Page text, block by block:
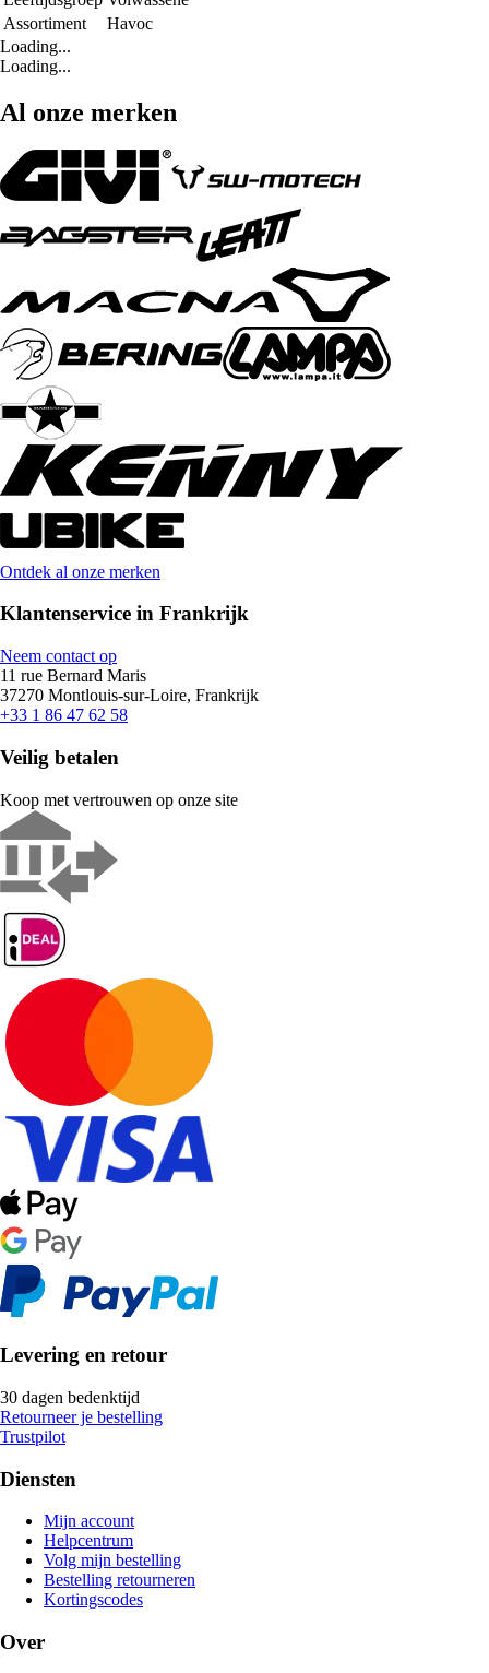
Assortiment
Havoc
Loading...
Loading...
Al onze merken
Ontdek al onze merken
Klantenservice in Frankrijk
Neem contact op
11 rue Bernard Maris
37270 Montlouis-sur-Loire, Frankrijk
+33 1 86 47 62 58
Veilig betalen
Koop met vertrouwen op onze site
Levering en retour
30 dagen bedenktijd
Retourneer je bestelling
Trustpilot
Diensten
Mijn account
Helpcentrum
Volg mijn bestelling
Bestelling retourneren
Kortingscodes
Over